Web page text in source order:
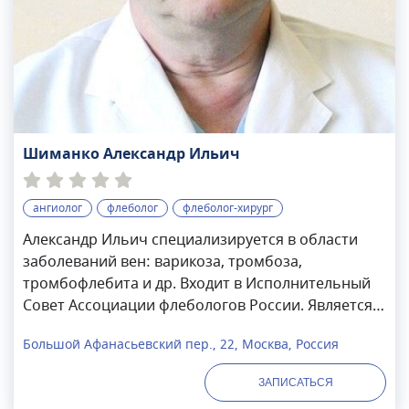
Шиманко Александр Ильич
ангиолог флеболог флеболог-хирург
Александр Ильич специализируется в области
заболеваний вен: варикоза, тромбоза,
тромбофлебита и др. Входит в Исполнительный
Совет Ассоциации флебологов России. Является
монографий, 3 учебников, 4 изобретений.
Шиманко Александр Ильич выполняет такие
манипуляции, как микросклеротерапия,
Большой Афанасьевский пер., 22, Москва, Россия
ЗАПИСАТЬСЯ